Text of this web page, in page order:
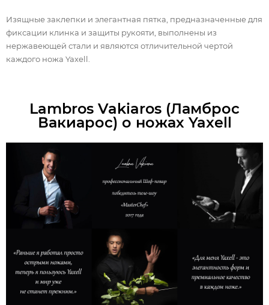
Изящные заклепки и элегантная пятка, предназначенные для
фиксации клинка и защиты рукояти, выполнены из
нержавеющей стали и являются отличительной чертой
каждого ножа Yaxell.
Lambros Vakiaros (Ламброс
Вакиарос) о ножах Yaxell